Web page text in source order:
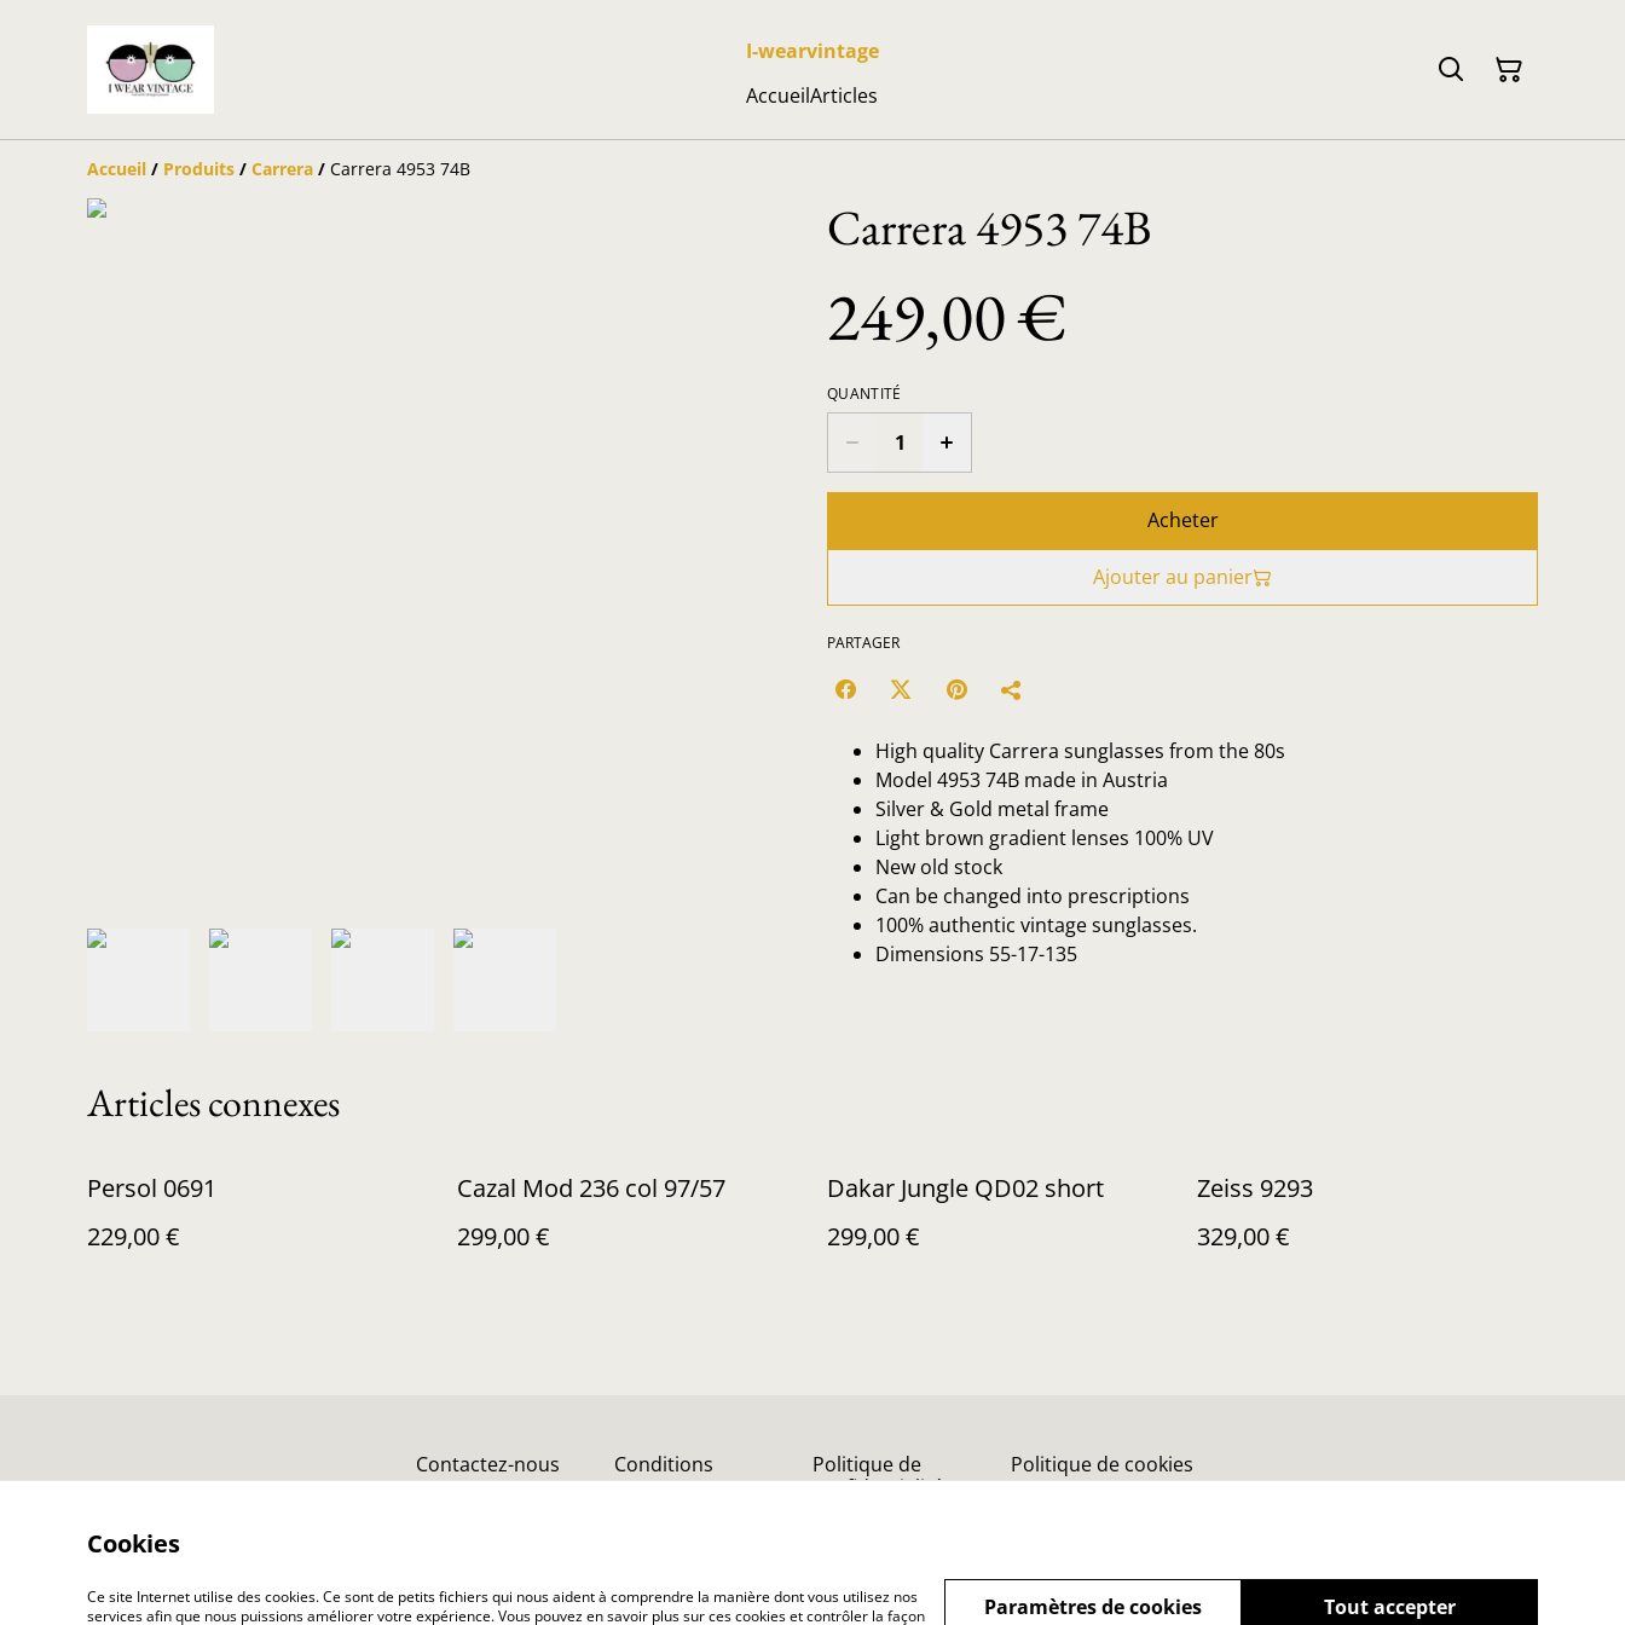
I-wearvintage
AccueilArticles
Accueil / Produits / Carrera / Carrera 4953 74B
Carrera 4953 74B
249,00 €
QUANTITÉ
Acheter
Ajouter au panier
PARTAGER
High quality Carrera sunglasses from the 80s
Model 4953 74B made in Austria
Silver & Gold metal frame
Light brown gradient lenses 100% UV
New old stock
Can be changed into prescriptions
100% authentic vintage sunglasses.
Dimensions 55-17-135
Articles connexes
Persol 0691
229,00 €
Cazal Mod 236 col 97/57
299,00 €
Dakar Jungle QD02 short
299,00 €
Zeiss 9293
329,00 €
Contactez-nous Conditions
Politique de
confidentialité
Politique de cookies
Cookies
Ce site Internet utilise des cookies. Ce sont de petits fichiers qui nous aident à comprendre la manière dont vous utilisez nos
services afin que nous puissions améliorer votre expérience. Vous pouvez en savoir plus sur ces cookies et contrôler la façon
Tout accepter
Paramètres de cookies